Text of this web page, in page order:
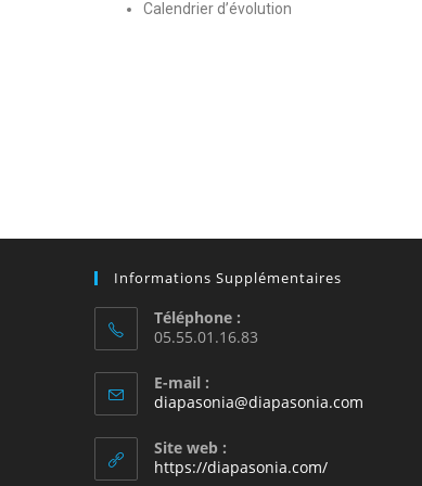
Calendrier d’évolution
Informations Supplémentaires
Téléphone :
05.55.01.16.83
E-mail :
diapasonia@diapasonia.com
Site web :
https://diapasonia.com/